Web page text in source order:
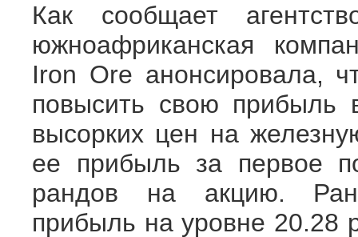
Как сообщает
южноафриканская
Iron Ore анонсировала,
повысить свою
высорких цен на
ее прибыль за первое
рандов на акцию.
прибыль на уровне 20.28